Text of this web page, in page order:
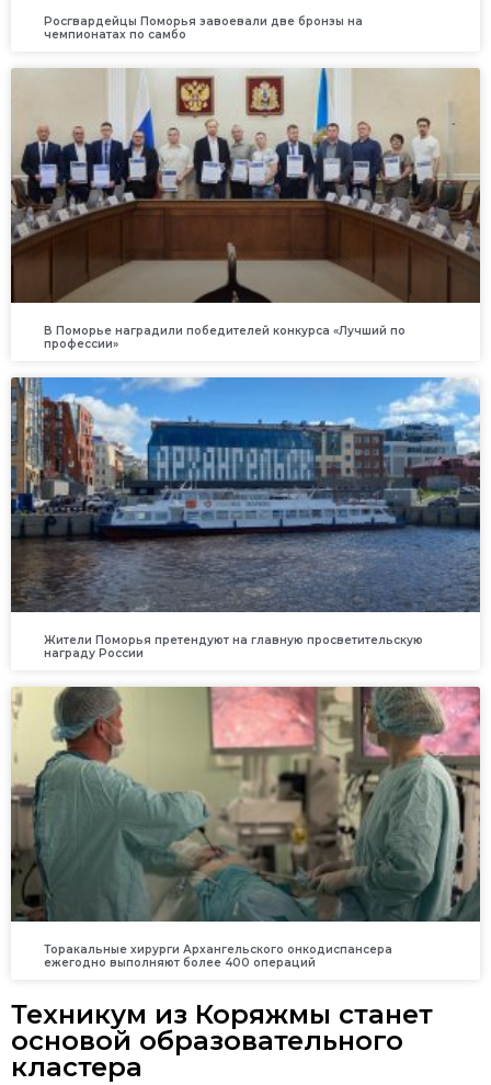
Росгвардейцы Поморья завоевали две бронзы на
чемпионатах по самбо
В Поморье наградили победителей конкурса «Лучший по
профессии»
Жители Поморья претендуют на главную просветительскую
награду России
Торакальные хирурги Архангельского онкодиспансера
ежегодно выполняют более 400 операций
Техникум из Коряжмы станет
основой образовательного
кластера